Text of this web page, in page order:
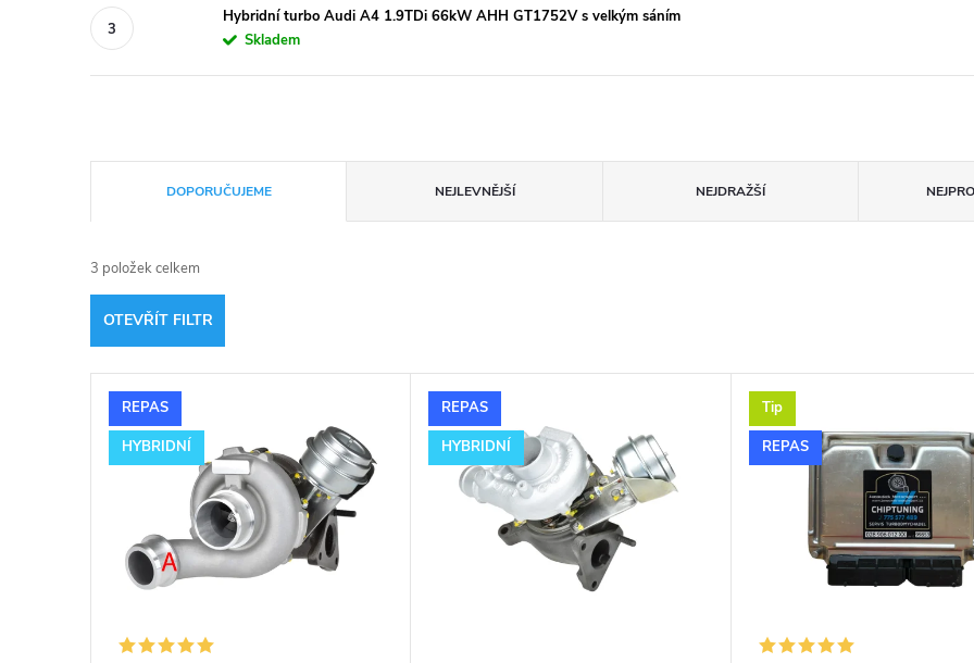
Hybridní turbo Audi A4 1.9TDi 66kW AHH GT1752V s velkým sáním
Skladem
a
z
e
n
DOPORUČUJEME NEJLEVNĚJŠÍ NEJDRAŽŠÍ
3 položek celkem
OTEVŘÍT FILTR
V
ý
REPAS
HYBRIDNÍ
REPAS
HYBRIDNÍ
Tip
REPAS